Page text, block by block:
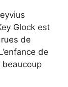
Glock est
de
de
beaucoup